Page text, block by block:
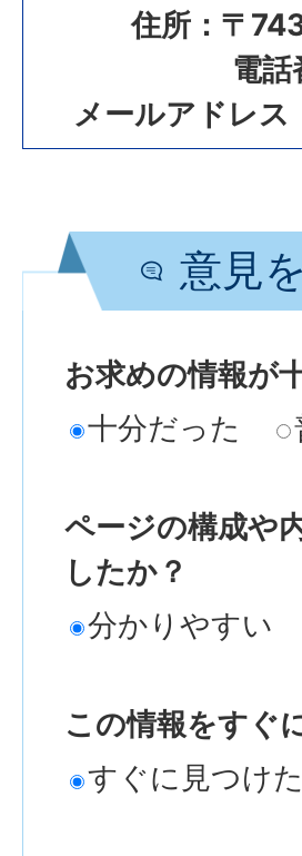
住所：〒
電
メールアドレス
意見
お求めの情報が
十分だった
ページの構成や
したか？
分かりやすい
この情報をすぐ
すぐに見つけた